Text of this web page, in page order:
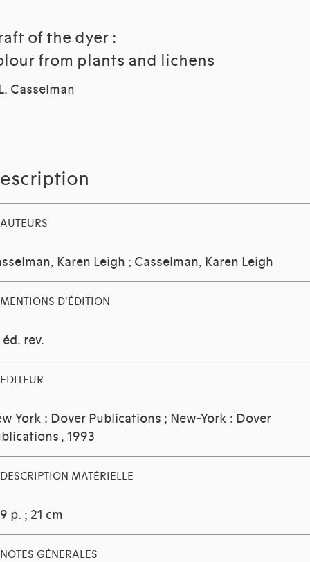
of the dyer :
from plants and lichens
Casselman
AUTEURS
Karen Leigh ; Casselman, Karen Leigh
MENTIONS D'ÉDITION
éd. rev.
EDITEUR
York : Dover Publications ; New-York : Dover
, 1993
DESCRIPTION MATÉRIELLE
p. ; 21 cm
NOTES GÉNERALES